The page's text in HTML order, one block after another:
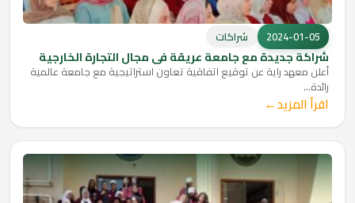
2024-01-05 شراكات
شراكة جديدة مع جامعة عريقة في مجال التجارة الخارجية
أعلن معهد راية عن توقيع اتفاقية تعاون استراتيجية مع جامعة عالمية
رائدة...
اقرأ المزيد←